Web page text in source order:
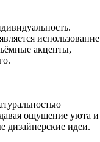
использование
акценты,
ощущение уюта и
дизайнерские идеи.